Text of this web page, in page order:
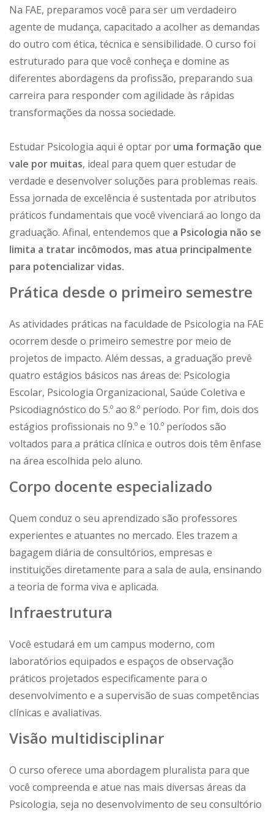
Na FAE, preparamos você para ser um verdadeiro
agente de mudança, capacitado a acolher as demandas
do outro com ética, técnica e sensibilidade. O curso foi
estruturado para que você conheça e domine as
diferentes abordagens da profissão, preparando sua
carreira para responder com agilidade às rápidas
transformações da nossa sociedade.
Estudar Psicologia aqui é optar por uma formação que
vale por muitas, ideal para quem quer estudar de
verdade e desenvolver soluções para problemas reais.
Essa jornada de excelência é sustentada por atributos
práticos fundamentais que você vivenciará ao longo da
graduação. Afinal, entendemos que a Psicologia não se
limita a tratar incômodos, mas atua principalmente
para potencializar vidas.
Prática desde o primeiro semestre
As atividades práticas na faculdade de Psicologia na FAE
ocorrem desde o primeiro semestre por meio de
projetos de impacto. Além dessas, a graduação prevê
quatro estágios básicos nas áreas de: Psicologia
Escolar, Psicologia Organizacional, Saúde Coletiva e
Psicodiagnóstico do 5.º ao 8.º período. Por fim, dois dos
estágios profissionais no 9.º e 10.º períodos são
voltados para a prática clínica e outros dois têm ênfase
na área escolhida pelo aluno.
Corpo docente especializado
Quem conduz o seu aprendizado são professores
experientes e atuantes no mercado. Eles trazem a
bagagem diária de consultórios, empresas e
instituições diretamente para a sala de aula, ensinando
a teoria de forma viva e aplicada.
Infraestrutura
Você estudará em um campus moderno, com
laboratórios equipados e espaços de observação
práticos projetados especificamente para o
desenvolvimento e a supervisão de suas competências
clínicas e avaliativas.
Visão multidisciplinar
O curso oferece uma abordagem pluralista para que
você compreenda e atue nas mais diversas áreas da
Psicologia, seja no desenvolvimento de seu consultório